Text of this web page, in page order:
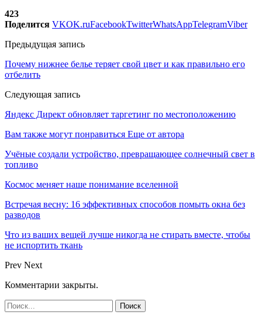
423
Поделится VKOK.ruFacebookTwitterWhatsAppTelegramViber
Предыдущая запись
Почему нижнее белье теряет свой цвет и как правильно его
отбелить
Следующая запись
Яндекс Директ обновляет таргетинг по местоположению
Вам также могут понравиться Еще от автора
Учёные создали устройство, превращающее солнечный свет в
топливо
Космос меняет наше понимание вселенной
Встречая весну: 16 эффективных способов помыть окна без
разводов
Что из ваших вещей лучше никогда не стирать вместе, чтобы
не испортить ткань
Prev Next
Комментарии закрыты.